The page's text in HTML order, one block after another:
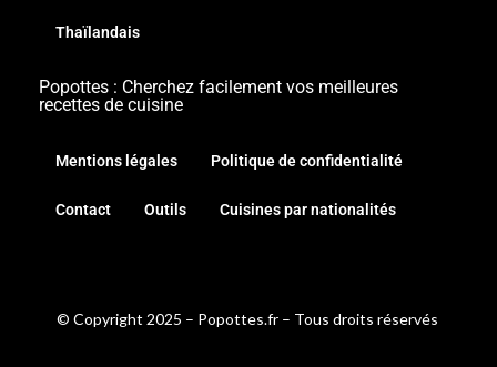
Thaïlandais
Popottes : Cherchez facilement vos meilleures
recettes de cuisine
Mentions légales Politique de confidentialité
Contact Outils Cuisines par nationalités
© Copyright 2025 – Popottes.fr – Tous droits réservés